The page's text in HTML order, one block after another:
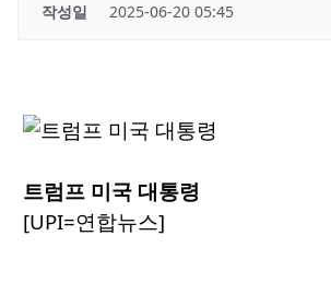
작성일 2025-06-20 05:45
트럼프 미국 대통령
[UPI=연합뉴스]